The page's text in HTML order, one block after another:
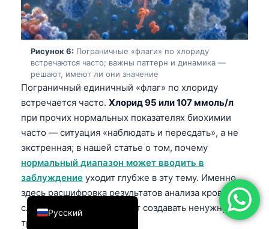
Рисунок 6: Пограничные «флаги» по хлориду
встречаются часто; важны паттерн и динамика —
решают, имеют ли они значение
Пограничный единичный «флаг» по хлориду
встречается часто. Хлорид 95 или 107 ммоль/л
при прочих нормальных показателях биохимии
часто — ситуация «наблюдать и пересдать», а не
экстренная; в нашей статье о том, почему
нормальный диапазон может вводить в
заблуждение уходит глубже в эту тему. Именно
здесь расшифровка результатов анализа крови
слишком буквально может создавать ненужную
тревогу.
Русский
English
العربية
Français
עִבְרִית
Italiano
Español
Português
Ελληνικά
Türkçe